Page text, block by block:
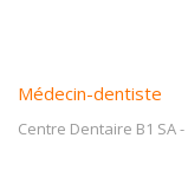
Médecin-dentiste
Centre Dentaire B1 SA-